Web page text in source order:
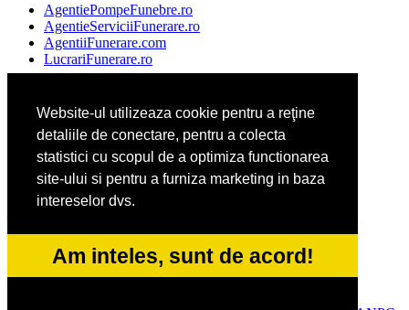
Website-ul utilizeaza cookie pentru a reţine
detaliile de conectare, pentru a colecta
statistici cu scopul de a optimiza functionarea
site-ului si pentru a furniza marketing in baza
intereselor dvs.
Am inteles, sunt de acord!
AgentiePompeFunebre.ro
AgentieServiciiFunerare.ro
AgentiiFunerare.com
LucrariFunerare.ro
AgentieFunerara.eu
ParastasesiPomeni.ro
Repatriere-Transport-Decedati.ro
RepatriereFunerara.ro
CasaFunerara.com
NonStopDeschis.ro
NonStopFunerare.ro
Transport-Funerar.com